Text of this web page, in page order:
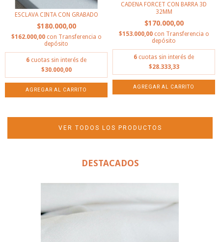
ESCLAVA CINTA CON GRABADO
$180.000,00
$162.000,00 con Transferencia o
depósito
6 cuotas sin interés de
$30.000,00
CADENA FORCET CON BARRA 3D
32MM
$170.000,00
$153.000,00 con Transferencia o
depósito
6 cuotas sin interés de
$28.333,33
VER TODOS LOS PRODUCTOS
DESTACADOS